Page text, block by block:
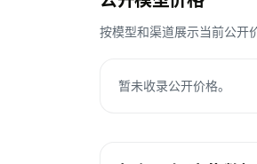
按模型和渠道展示当前公开
暂未收录公开价格。